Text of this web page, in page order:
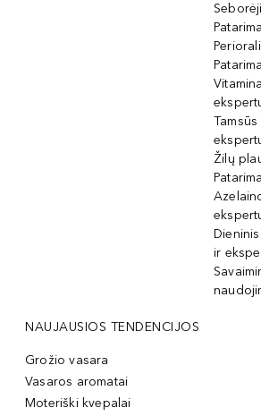
Žilų
ir
NAUJAUSIOS TENDENCIJOS
Grožio vasara
Vasaros aromatai
Moteriški kvepalai